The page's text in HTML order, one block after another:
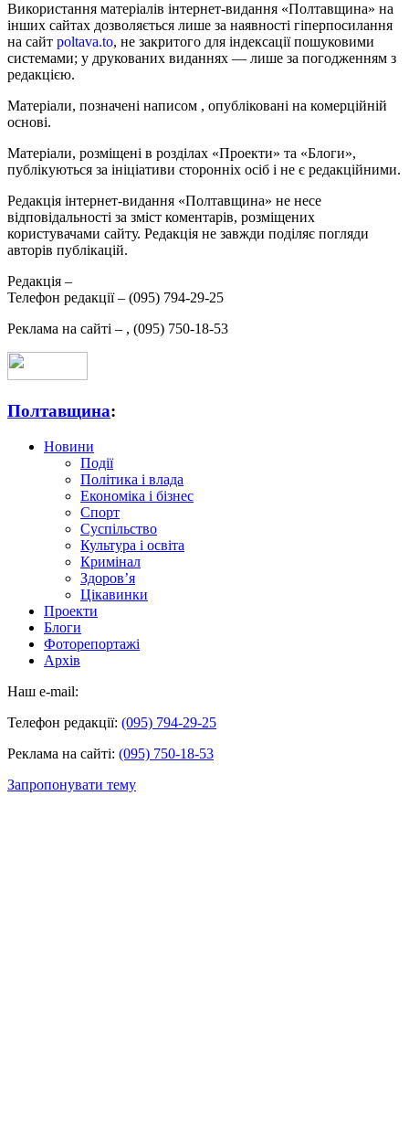
Використання матеріалів інтернет-видання «Полтавщина» на
інших сайтах дозволяється лише за наявності гіперпосилання
на сайт poltava.to, не закритого для індексації пошуковими
системами; у друкованих виданнях — лише за погодженням з
редакцією.
Матеріали, позначені написом , опубліковані на комерційній
основі.
Матеріали, розміщені в розділах «Проекти» та «Блоги»,
публікуються за ініціативи сторонніх осіб і не є редакційними.
Редакція інтернет-видання «Полтавщина» не несе
відповідальності за зміст коментарів, розміщених
користувачами сайту. Редакція не завжди поділяє погляди
авторів публікацій.
Редакція –
Телефон редакції – (095) 794-29-25
Реклама на сайті – , (095) 750-18-53
Полтавщина:
Новини
Події
Політика і влада
Економіка і бізнес
Спорт
Суспільство
Культура і освіта
Кримінал
Здоров’я
Цікавинки
Проекти
Блоги
Фоторепортажі
Архів
Наш e-mail:
Телефон редакції: (095) 794-29-25
Реклама на сайті: (095) 750-18-53
Запропонувати тему